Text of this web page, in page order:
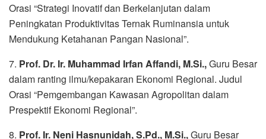
Orasi “Strategi Inovatif dan Berkelanjutan dalam
Peningkatan Produktivitas Ternak Ruminansia untuk
Mendukung Ketahanan Pangan Nasional”.
7. Prof. Dr. Ir. Muhammad Irfan Affandi, M.Si.,Guru Besar
dalam ranting ilmu/kepakaran Ekonomi Regional. Judul
Orasi “Pemgembangan Kawasan Agropolitan dalam
Prespektif Ekonomi Regional”.
8. Prof. Ir. Neni Hasnunidah, S.Pd., M.Si.,Guru Besar